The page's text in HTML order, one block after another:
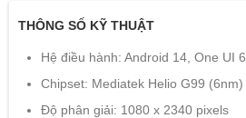
THÔNG SỐ KỸ THUẬT
Hệ điều hành: Android 14, One UI 6
Chipset: Mediatek Helio G99 (6nm)
Độ phân giải: 1080 x 2340 pixels